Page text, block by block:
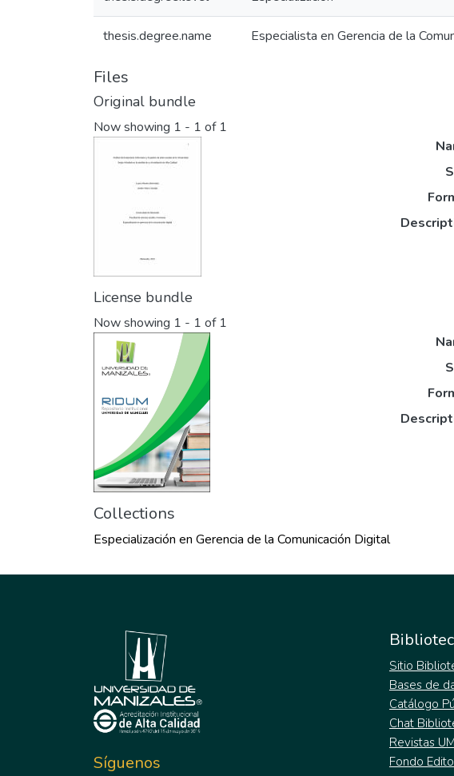
thesis.degree.name Especialista en Gerencia de la
Files
Original bundle
Now showing 1 - 1 of 1
License bundle
Now showing 1 - 1 of 1
Collections
Especialización en Gerencia de la Comunicación Digital
Síguenos
Sitio
Bases de
Catálogo
Chat
Revistas
Fondo